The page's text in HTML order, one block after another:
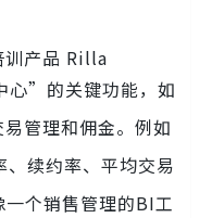
产品 Rilla
心”的关键功能，如
管理和佣金。例如
续约率、平均交易
个销售管理的BI工